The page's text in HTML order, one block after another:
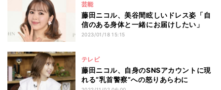
芸能
藤田ニコル、美谷間眩しいドレス姿「自
信のある身体と一緒にお届けしたい」
2023/01/18 15:15
テレビ
藤田ニコル、自身のSNSアカウントに現
れる“乳首警察”への怒りあらわに